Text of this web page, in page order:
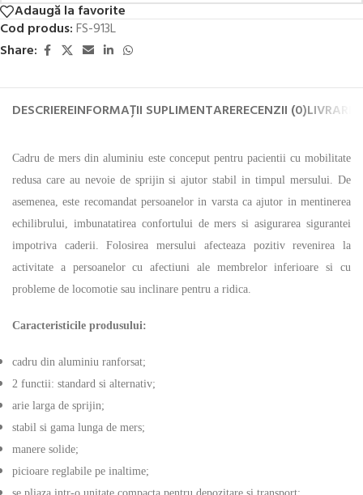
Adaugă la favorite
Cod produs:FS-913L
Share:
DESCRIEREINFORMAȚII SUPLIMENTARERECENZII (0)LIVRARE
Cadru de mers din aluminiu este conceput pentru pacientii cu mobilitate
redusa care au nevoie de sprijin si ajutor stabil in timpul mersului. De
asemenea, este recomandat persoanelor in varsta ca ajutor in mentinerea
echilibrului, imbunatatirea confortului de mers si asigurarea sigurantei
impotriva caderii. Folosirea mersului afecteaza pozitiv revenirea la
activitate a persoanelor cu afectiuni ale membrelor inferioare si cu
probleme de locomotie sau inclinare pentru a ridica.
Caracteristicile produsului:
cadru din aluminiu ranforsat;
2 functii: standard si alternativ;
arie larga de sprijin;
stabil si gama lunga de mers;
manere solide;
picioare reglabile pe inaltime;